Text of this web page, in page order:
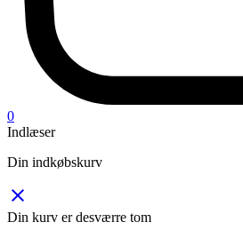
0
Indlæser
Din indkøbskurv
close
Din kurv er desværre tom